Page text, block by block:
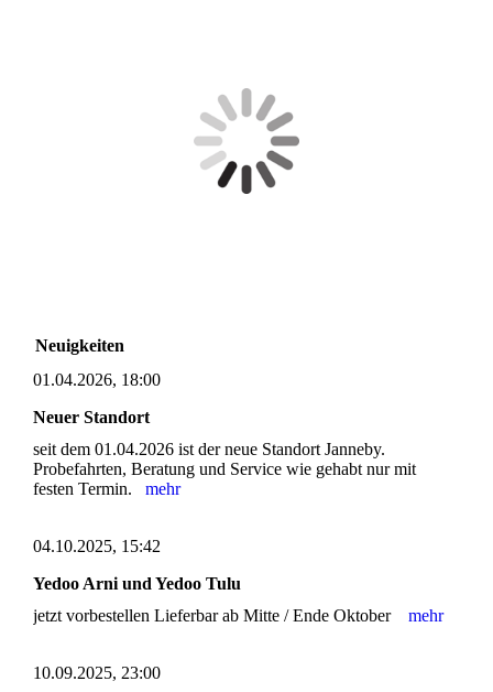
Neuigkeiten
01.04.2026, 18:00
Neuer Standort
seit dem 01.04.2026 ist der neue Standort Janneby.
Probefahrten, Beratung und Service wie gehabt nur mit
festen Termin. mehr
04.10.2025, 15:42
Yedoo Arni und Yedoo Tulu
jetzt vorbestellen Lieferbar ab Mitte / Ende Oktober mehr
10.09.2025, 23:00